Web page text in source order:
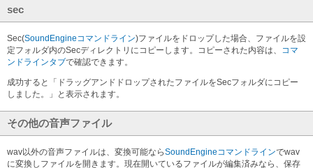
sec
Sec(SoundEngineコマンドライン)ファイルをドロップした場合、ファイルを設
定フォルダ内のSecディレクトリにコピーします。コピーされた内容は、 コマ
ンドラインタブで確認できます。
成功すると「ドラッグアンドドロップされたファイルをSecフォルダにコピー
しました。」と表示されます。
その他の音声ファイル
wav以外の音声ファイルは、変換可能ならSoundEngineコマンドラインでwav
に変換しファイルを開きます。現在開いているファイルが編集済みなら、保存